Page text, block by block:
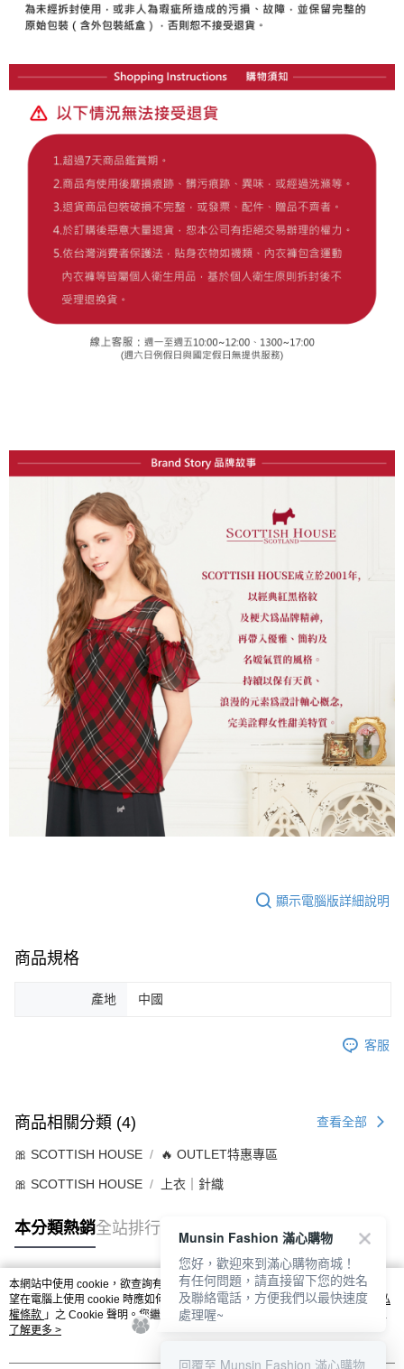
顯示電腦版詳細說明
商品規格
產地 中國
客服
商品相關分類 (4) 查看全部
🎀 SCOTTISH HOUSE 🔥 OUTLET特惠專區
🎀 SCOTTISH HOUSE 上衣｜針織
本分類熱銷全站排行
熱門標籤
本網站中使用 cookie，欲查詢有關本網站使用 cookie 方式之詳情，及若您不希
望在電腦上使用 cookie 時應如何變更電腦的 cookie 設定，請參閱本網站「
隱私
權條款 」之 Cookie 聲明。您繼續使用本網站即表示您同意本公司得按本網站使
用條款之 Cookie 聲明使用 cookie。
了解更多 >
Munsin Fashion 滿心購物
您好，歡迎來到滿心購物商城！
有任何問題，請直接留下您的姓名
及聯絡電話，方便我們以最快速度
處理喔~
回覆至 Munsin Fashion 滿心購物